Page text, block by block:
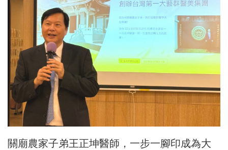
關廟農家子弟王正坤醫師，一步一腳印成為大